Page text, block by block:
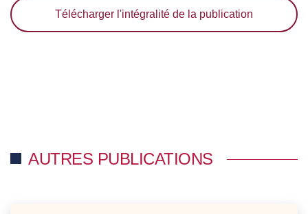
Télécharger l'intégralité de la publication
AUTRES PUBLICATIONS